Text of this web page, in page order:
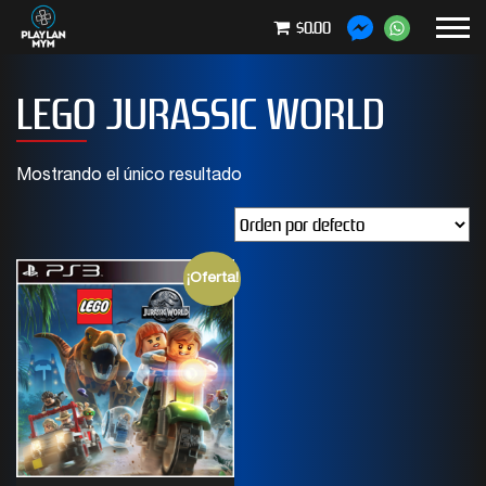
$0.00
LEGO JURASSIC WORLD
Mostrando el único resultado
¡Oferta!